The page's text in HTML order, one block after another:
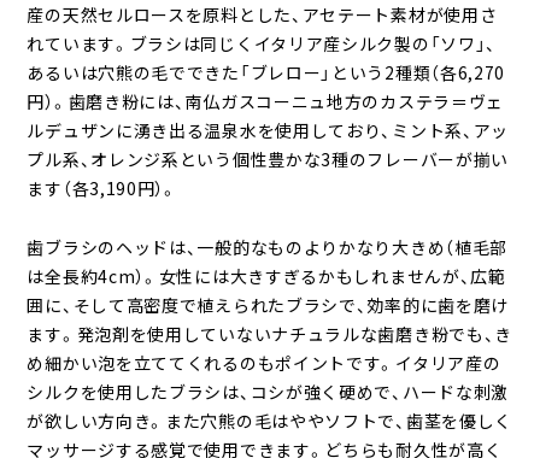
産の天然セルロースを原料とした、アセテート素材が使用さ
れています。ブラシは同じくイタリア産シルク製の「ソワ」、
あるいは穴熊の毛でできた「ブレロー」という2種類（各6,270
円）。歯磨き粉には、南仏ガスコーニュ地方のカステラ＝ヴェ
ルデュザンに湧き出る温泉水を使用しており、ミント系、アッ
プル系、オレンジ系という個性豊かな3種のフレーバーが揃い
ます（各3,190円）。
歯ブラシのヘッドは、一般的なものよりかなり大きめ（植毛部
は全長約4cm）。女性には大きすぎるかもしれませんが、広範
囲に、そして高密度で植えられたブラシで、効率的に歯を磨け
ます。発泡剤を使用していないナチュラルな歯磨き粉でも、き
め細かい泡を立ててくれるのもポイントです。イタリア産の
シルクを使用したブラシは、コシが強く硬めで、ハードな刺激
が欲しい方向き。また穴熊の毛はややソフトで、歯茎を優しく
マッサージする感覚で使用できます。どちらも耐久性が高く